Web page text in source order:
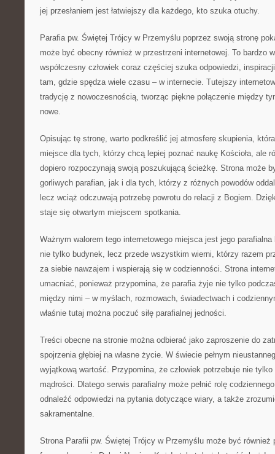
jej przesłaniem jest łatwiejszy dla każdego, kto szuka otuchy.
Parafia pw. Świętej Trójcy w Przemyślu poprzez swoją stronę
może być obecny również w przestrzeni internetowej. To bardzo
współczesny człowiek coraz częściej szuka odpowiedzi,
tam, gdzie spędza wiele czasu – w internecie. Tutejszy
tradycję z nowoczesnością, tworząc piękne połączenie między
nowe.
Opisując tę stronę, warto podkreślić jej atmosferę skupienia,
miejsce dla tych, którzy chcą lepiej poznać naukę Kościoła, ale
dopiero rozpoczynają swoją poszukującą ścieżkę. Strona może
gorliwych parafian, jak i dla tych, którzy z różnych powodów
lecz wciąż odczuwają potrzebę powrotu do relacji z Bogiem.
staje się otwartym miejscem spotkania.
Ważnym walorem tego internetowego miejsca jest jego
nie tylko budynek, lecz przede wszystkim wierni, którzy razem
za siebie nawzajem i wspierają się w codzienności. Strona
umacniać, ponieważ przypomina, że parafia żyje nie tylko
między nimi – w myślach, rozmowach, świadectwach i
właśnie tutaj można poczuć siłę parafialnej jedności.
Treści obecne na stronie można odbierać jako zaproszenie do
spojrzenia głębiej na własne życie. W świecie pełnym
wyjątkową wartość. Przypomina, że człowiek potrzebuje nie
mądrości. Dlatego serwis parafialny może pełnić rolę
odnaleźć odpowiedzi na pytania dotyczące wiary, a także
sakramentalne.
Strona Parafii pw. Świętej Trójcy w Przemyślu może być również